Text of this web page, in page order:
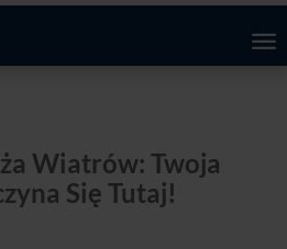
Wiatrów: Twoja
Się Tutaj!